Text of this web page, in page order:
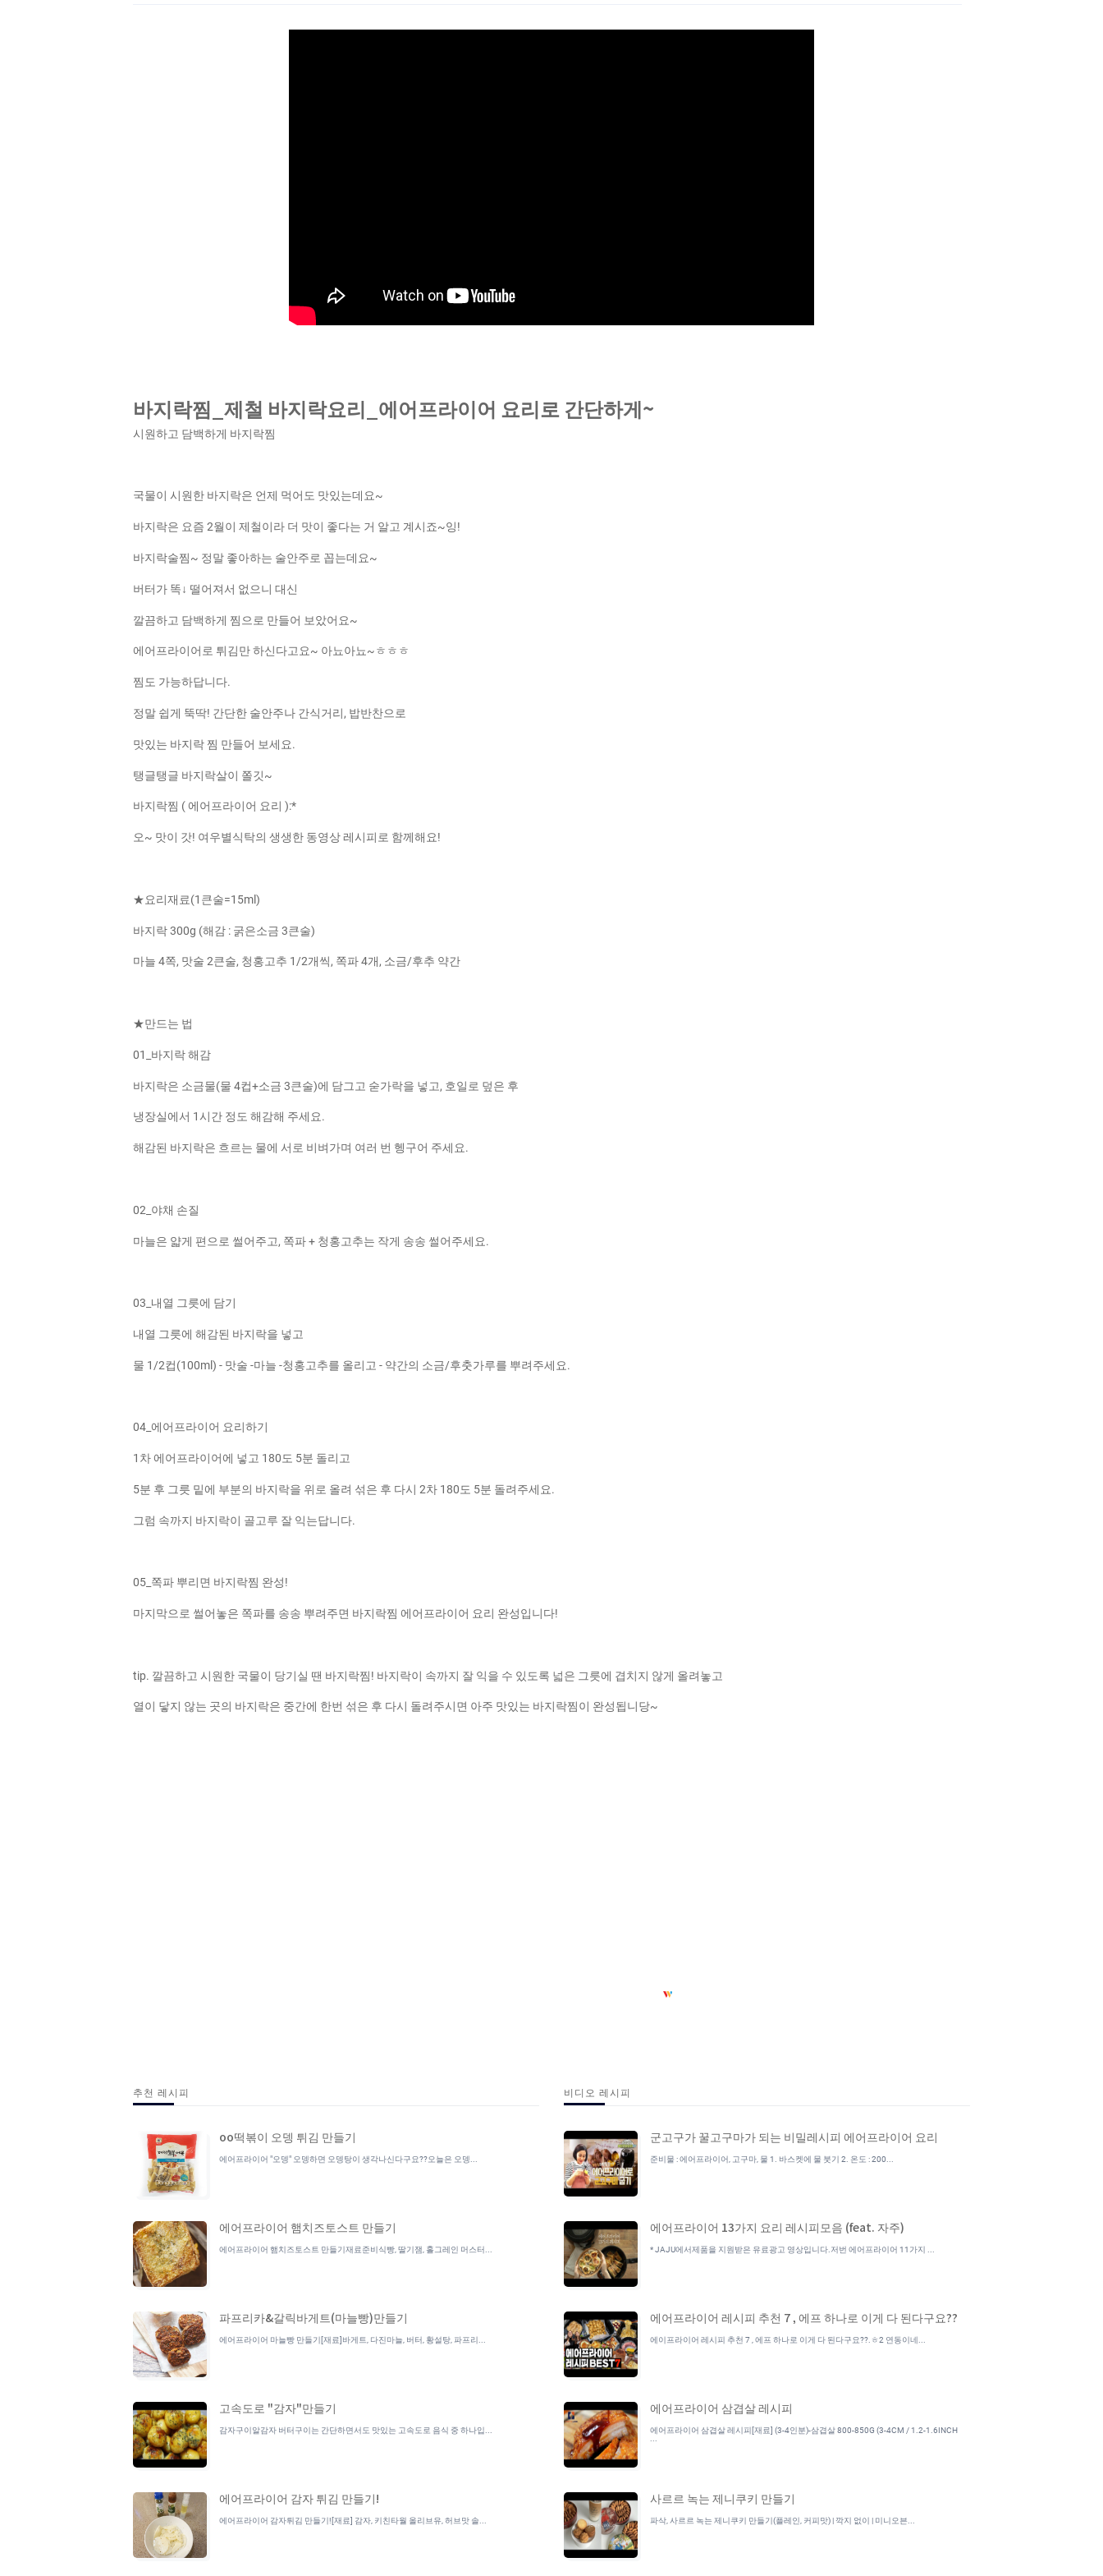
바지락찜_제철 바지락요리_에어프라이어 요리로 간단하게~
시원하고 담백하게 바지락찜
국물이 시원한 바지락은 언제 먹어도 맛있는데요~
바지락은 요즘 2월이 제철이라 더 맛이 좋다는 거 알고 계시죠~잉!
바지락술찜~ 정말 좋아하는 술안주로 꼽는데요~
버터가 똑↓ 떨어져서 없으니 대신
깔끔하고 담백하게 찜으로 만들어 보았어요~
에어프라이어로 튀김만 하신다고요~ 아뇨아뇨~ㅎㅎㅎ
찜도 가능하답니다.
정말 쉽게 뚝딱! 간단한 술안주나 간식거리, 밥반찬으로
맛있는 바지락 찜 만들어 보세요.
탱글탱글 바지락살이 쫄깃~
바지락찜 ( 에어프라이어 요리 ):*
오~ 맛이 갓! 여우별식탁의 생생한 동영상 레시피로 함께해요!
★요리재료(1큰술=15ml)
바지락 300g (해감 : 굵은소금 3큰술)
마늘 4쪽, 맛술 2큰술, 청홍고추 1/2개씩, 쪽파 4개, 소금/후추 약간
★만드는 법
01_바지락 해감
바지락은 소금물(물 4컵+소금 3큰술)에 담그고 숟가락을 넣고, 호일로 덮은 후
냉장실에서 1시간 정도 해감해 주세요.
해감된 바지락은 흐르는 물에 서로 비벼가며 여러 번 헹구어 주세요.
02_야채 손질
마늘은 얇게 편으로 썰어주고, 쪽파 + 청홍고추는 작게 송송 썰어주세요.
03_내열 그릇에 담기
내열 그릇에 해감된 바지락을 넣고
물 1/2컵(100ml) - 맛술 -마늘 -청홍고추를 올리고 - 약간의 소금/후춧가루를 뿌려주세요.
04_에어프라이어 요리하기
1차 에어프라이어에 넣고 180도 5분 돌리고
5분 후 그릇 밑에 부분의 바지락을 위로 올려 섞은 후 다시 2차 180도 5분 돌려주세요.
그럼 속까지 바지락이 골고루 잘 익는답니다.
05_쪽파 뿌리면 바지락찜 완성!
마지막으로 썰어놓은 쪽파를 송송 뿌려주면 바지락찜 에어프라이어 요리 완성입니다!
tip. 깔끔하고 시원한 국물이 당기실 땐 바지락찜! 바지락이 속까지 잘 익을 수 있도록 넓은 그릇에 겹치지 않게 올려놓고
열이 닿지 않는 곳의 바지락은 중간에 한번 섞은 후 다시 돌려주시면 아주 맛있는 바지락찜이 완성됩니당~
추천 레시피
oo떡볶이 오뎅 튀김 만들기
에어프라이어 "오뎅" 오뎅하면 오뎅탕이 생각나신다구요??오늘은 오뎅...
에어프라이어 햄치즈토스트 만들기
에어프라이어 햄치즈토스트 만들기재료준비식빵, 딸기잼, 홀그레인 머스터...
파프리카&갈릭바게트(마늘빵)만들기
에어프라이어 마늘빵 만들기[재료]바게트, 다진마늘, 버터, 황설탕, 파프리...
고속도로 "감자"만들기
감자구이알감자 버터구이는 간단하면서도 맛있는 고속도로 음식 중 하나입...
에어프라이어 감자 튀김 만들기!
에어프라이어 감자튀김 만들기![재료] 감자, 키친타월 올리브유, 허브맛 솔...
비디오 레시피
군고구가 꿀고구마가 되는 비밀레시피 에어프라이어 요리
준비물 : 에어프라이어, 고구마, 물 1. 바스켓에 물 붓기 2. 온도 : 200...
에어프라이어 13가지 요리 레시피모음 (feat. 자주)
* JAJU에서제품을 지원받은 유료광고 영상입니다.저번 에어프라이어 11가지 ...
에어프라이어 레시피 추천 7 , 에프 하나로 이게 다 된다구요??
에이프라이어 레시피 추천 7 , 에프 하나로 이게 다 된다구요??.ㅎ2 연동이네...
에어프라이어 삼겹살 레시피
에어프라이어 삼겹살 레시피[재료] (3-4인분)-삼겹살 800-850G (3-4CM / 1.2-1.6INCH
...
사르르 녹는 제니쿠키 만들기
파삭, 사르르 녹는 제니쿠키 만들기(플레인, 커피맛) | 깍지 없이 | 미니오븐...